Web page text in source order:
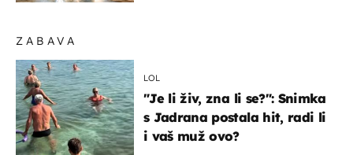
ZABAVA
LOL
"Je li živ, zna li se?": Snimka
s Jadrana postala hit, radi li
i vaš muž ovo?